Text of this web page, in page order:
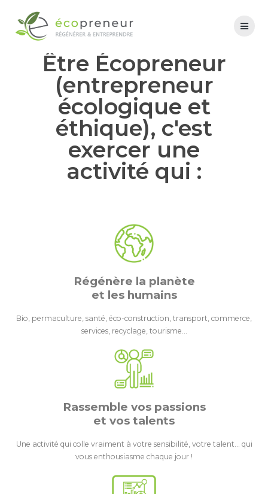
Être Écopreneur
(entrepreneur
écologique et
éthique), c'est
exercer une
activité qui :
Régénère la planète
et les humains
Bio, permaculture, santé, éco-construction, transport, commerce,
services, recyclage, tourisme…
Rassemble vos passions
et vos talents
Une activité qui colle vraiment à votre sensibilité, votre talent… qui
vous enthousiasme chaque jour !